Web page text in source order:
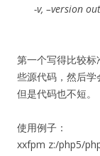
-v, –version
第一个写得比较
些源代码，然后
但是代码也不短。
使用例子：
xxfpm z:/php5/